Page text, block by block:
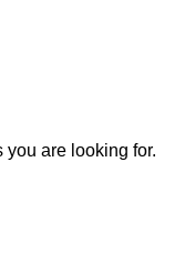
you are looking for.